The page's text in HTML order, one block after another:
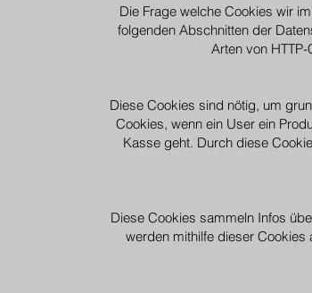
Die Frage welche Cookies wir
folgenden Abschnitten der
Arten von
Diese Cookies sind nötig, um
Cookies, wenn ein User ein
Kasse geht. Durch diese
Diese Cookies sammeln Infos
werden mithilfe dieser